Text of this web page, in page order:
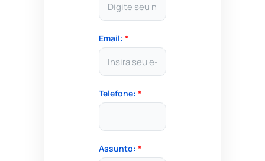
Email: *
Telefone: *
Assunto: *